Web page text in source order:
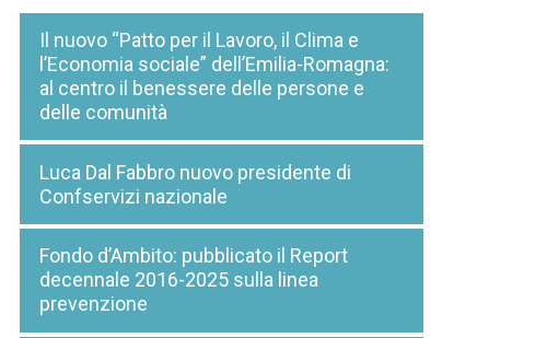
Il nuovo “Patto per il Lavoro, il Clima e
l’Economia sociale” dell’Emilia-Romagna:
al centro il benessere delle persone e
delle comunità
Luca Dal Fabbro nuovo presidente di
Confservizi nazionale
Fondo d’Ambito: pubblicato il Report
decennale 2016-2025 sulla linea
prevenzione